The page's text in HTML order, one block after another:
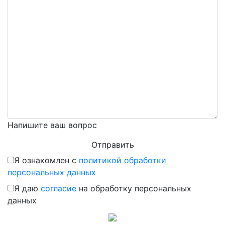
Напишите ваш вопрос
Я ознакомлен с политикой обработки
персональных данных
Я даю согласие на обработку персональных
данных